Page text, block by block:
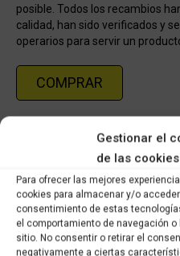
Gestionar el
de las cookies
Para ofrecer las mejores
cookies para almacenar y/o
consentimiento de estas
el comportamiento de navegación
sitio. No consentir o retirar el
negativamente a ciertas
posible. Todos los recambios
calidad, han sido verificados y
operarios para servir un
COMPRAR
Recambios ocasión
Share this product
Share
Share
Share